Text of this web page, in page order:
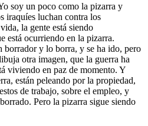
soy un poco como la pizarra y
iraquíes luchan contra los
la gente está siendo
está ocurriendo en la pizarra.
borrador y lo borra, y se ha ido, pero
otra imagen, que la guerra ha
viviendo en paz de momento. Y
están peleando por la propiedad,
de trabajo, sobre el empleo, y
Pero la pizarra sigue siendo